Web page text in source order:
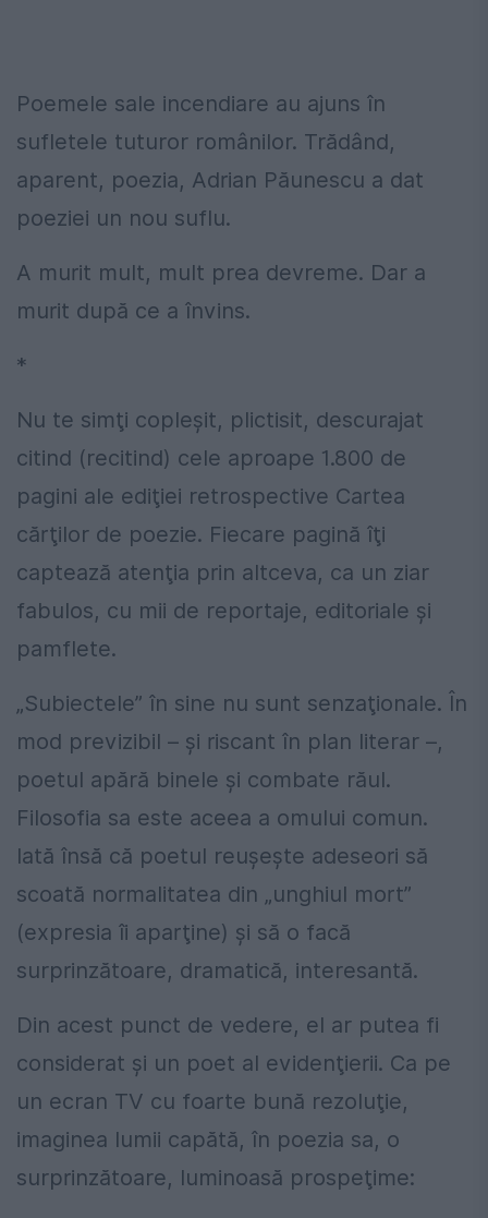
Poemele sale incendiare au ajuns în
sufletele tuturor românilor. Trădând,
aparent, poezia, Adrian Păunescu a dat
poeziei un nou suflu.
A murit mult, mult prea devreme. Dar a
murit după ce a învins.
*
Nu te simţi copleşit, plictisit, descurajat
citind (recitind) cele aproape 1.800 de
pagini ale ediţiei retrospective Cartea
cărţilor de poezie. Fiecare pagină îţi
captează atenţia prin altceva, ca un ziar
fabulos, cu mii de reportaje, editoriale şi
pamflete.
„Subiectele” în sine nu sunt senzaţionale. În
mod previzibil – şi riscant în plan literar –,
poetul apără binele şi combate răul.
Filosofia sa este aceea a omului comun.
Iată însă că poetul reuşeşte adeseori să
scoată normalitatea din „unghiul mort”
(expresia îi aparţine) şi să o facă
surprinzătoare, dramatică, interesantă.
Din acest punct de vedere, el ar putea fi
considerat şi un poet al evidenţierii. Ca pe
un ecran TV cu foarte bună rezoluţie,
imaginea lumii capătă, în poezia sa, o
surprinzătoare, luminoasă prospeţime: